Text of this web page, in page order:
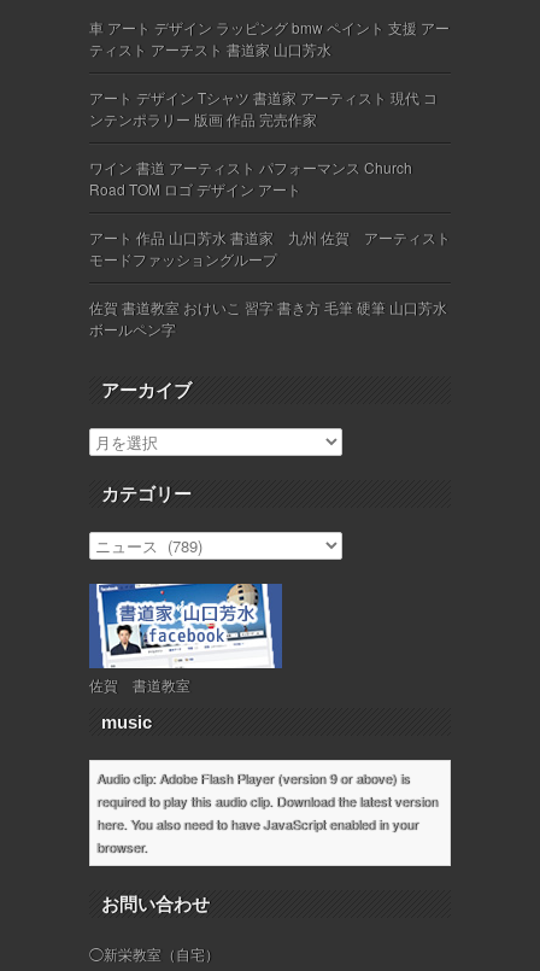
車 アート デザイン ラッピング bmw ペイント 支援 アー
ティスト アーチスト 書道家 山口芳水
アート デザイン Tシャツ 書道家 アーティスト 現代 コ
ンテンポラリー 版画 作品 完売作家
ワイン 書道 アーティスト パフォーマンス Church
Road TOM ロゴ デザイン アート
アート 作品 山口芳水 書道家 九州 佐賀 アーティスト
モードファッショングループ
佐賀 書道教室 おけいこ 習字 書き方 毛筆 硬筆 山口芳水
ボールペン字
アーカイブ
カテゴリー
佐賀 書道教室
music
Audio clip: Adobe Flash Player (version 9 or above) is
required to play this audio clip. Download the latest version
here. You also need to have JavaScript enabled in your
browser.
お問い合わせ
◯新栄教室（自宅）